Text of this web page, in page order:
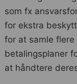
som fx
for ekstra
for at samle
betalingsplaner
at håndtere